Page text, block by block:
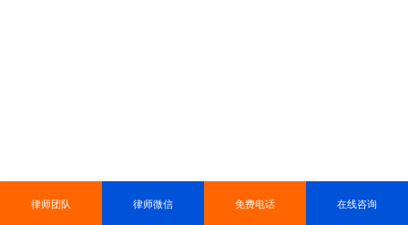
律师团队 律师微信 免费电话 在线咨询